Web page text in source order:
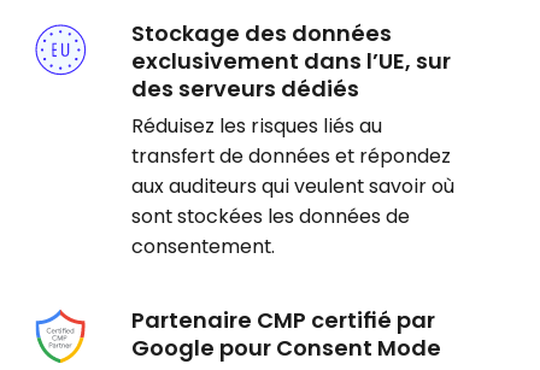
Stockage des données
exclusivement dans l’UE, sur
des serveurs dédiés
Réduisez les risques liés au
transfert de données et répondez
aux auditeurs qui veulent savoir où
sont stockées les données de
consentement.
Partenaire CMP certifié par
Google pour Consent Mode